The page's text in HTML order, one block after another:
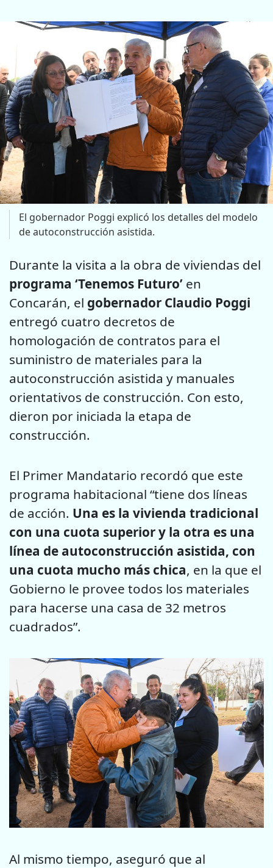
El gobernador Poggi explicó los detalles del modelo
de autoconstrucción asistida.
Durante la visita a la obra de viviendas del
programa ‘Tenemos Futuro’ en
Concarán, el gobernador Claudio Poggi
entregó cuatro decretos de
homologación de contratos para el
suministro de materiales para la
autoconstrucción asistida y manuales
orientativos de construcción. Con esto,
dieron por iniciada la etapa de
construcción.
El Primer Mandatario recordó que este
programa habitacional “tiene dos líneas
de acción. Una es la vivienda tradicional
con una cuota superior y la otra es una
línea de autoconstrucción asistida, con
una cuota mucho más chica, en la que el
Gobierno le provee todos los materiales
para hacerse una casa de 32 metros
cuadrados”.
Al mismo tiempo, aseguró que al